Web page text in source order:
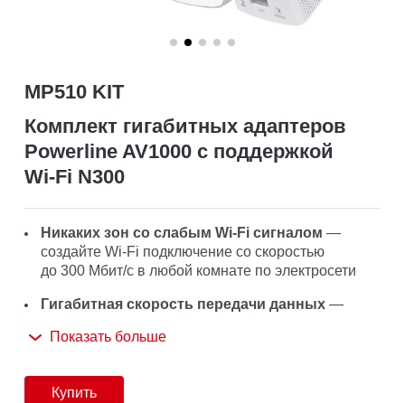
MP510 KIT
Комплект гигабитных адаптеров
Powerline AV1000 с поддержкой
Wi‑Fi N300
Никаких зон со слабым Wi-Fi сигналом —
создайте Wi‑Fi подключение со скоростью
до 300 Мбит/с в любой комнате по электросети
Гигабитная скорость передачи данных—
стандарту HomePlug AV2
Супербыстрое проводное подключение
гигабитный порт обеспечит высокую скорость
Показать больше
Купить